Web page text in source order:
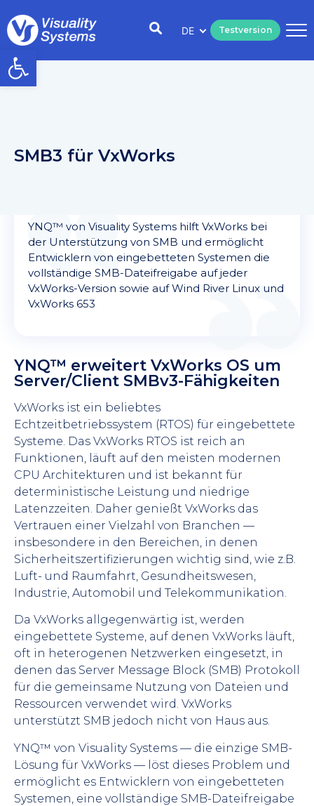
Open toolbar
Testversion
DE
SMB3 für VxWorks
YNQ™ von Visuality Systems hilft VxWorks bei
der Unterstützung von SMB und ermöglicht
Entwicklern von eingebetteten Systemen die
vollständige SMB-Dateifreigabe auf jeder
VxWorks-Version sowie auf Wind River Linux und
VxWorks 653
YNQ™ erweitert VxWorks OS um
Server/Client SMBv3-Fähigkeiten
VxWorks ist ein beliebtes
Echtzeitbetriebssystem (RTOS) für eingebettete
Systeme. Das VxWorks RTOS ist reich an
Funktionen, läuft auf den meisten modernen
CPU Architekturen und ist bekannt für
deterministische Leistung und niedrige
Latenzzeiten. Daher genießt VxWorks das
Vertrauen einer Vielzahl von Branchen —
insbesondere in den Bereichen, in denen
Sicherheitszertifizierungen wichtig sind, wie z.B.
Luft- und Raumfahrt, Gesundheitswesen,
Industrie, Automobil und Telekommunikation.
Da VxWorks allgegenwärtig ist, werden
eingebettete Systeme, auf denen VxWorks läuft,
oft in heterogenen Netzwerken eingesetzt, in
denen das Server Message Block (SMB) Protokoll
für die gemeinsame Nutzung von Dateien und
Ressourcen verwendet wird. VxWorks
unterstützt SMB jedoch nicht von Haus aus.
YNQ™ von Visuality Systems — die einzige SMB-
Lösung für VxWorks — löst dieses Problem und
ermöglicht es Entwicklern von eingebetteten
Systemen, eine vollständige SMB-Dateifreigabe